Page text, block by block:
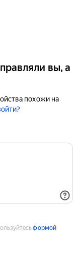
вы, а
похожи на
формой